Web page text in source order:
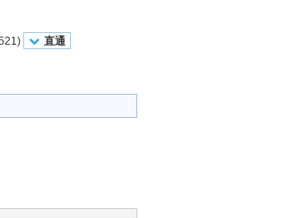
直通